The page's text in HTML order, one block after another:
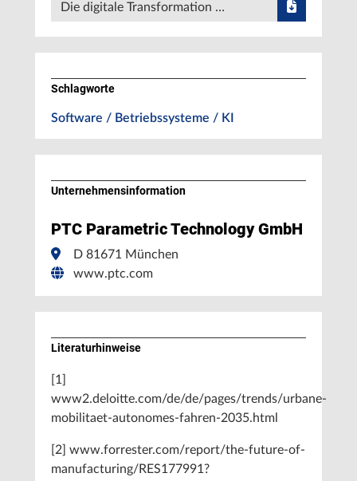
Die digitale Transformation …
Schlagworte
Software / Betriebssysteme / KI
Unternehmens­information
PTC Parametric Technology GmbH
D 81671 München
www.ptc.com
Literaturhinweise
[1]
www2.deloitte.com/de/de/pages/trends/urbane-
mobilitaet-autonomes-fahren-2035.html
[2] www.forrester.com/report/the-future-of-
manufacturing/RES177991?